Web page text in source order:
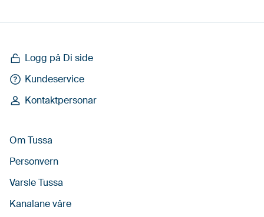
Logg på Di side
Kundeservice
Kontaktpersonar
Om Tussa
Personvern
Varsle Tussa
Kanalane våre